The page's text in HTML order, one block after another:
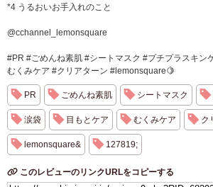
*4 うるおいお手入れのこと
@cchannel_lemonsquare
#PR #ごめんね素肌 #シートマスク #プチプラスキン
むくみケア #クリアターン #lemonsquare🍋
PR ごめんね素肌 シートマスク
涙袋 目もとケア むくみケア ク
lemonsquare& 127819;
このレビューのリンクURLをコピーする